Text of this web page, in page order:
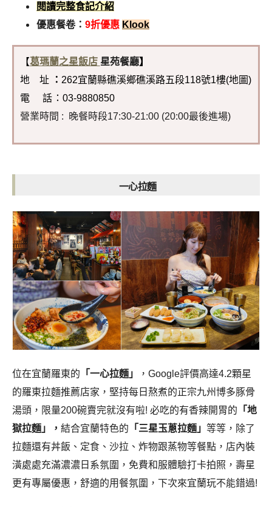
閱讀完整食記介紹
優惠餐卷： 9折優惠 Klook
【葛瑪蘭之星飯店 星苑餐廳】
地 址 ： 262宜蘭縣礁溪鄉礁溪路五段118號1樓(地圖)
電 話 ：03-9880850
營業時間 : 晚餐時段17:30-21:00 (20:00最後進場)
一心拉麵
位在宜蘭羅東的 「一心拉麵」
，Google評價高達4.2顆星
的羅東拉麵推薦店家，堅持每日熬煮的正宗九州博多豚骨
湯頭，限量200碗賣完就沒有啦! 必吃的有香辣開胃的 「地
獄拉麵」， 結合宜蘭特色的 「 三星玉蔥拉麵」 等等，除了
拉麵還有丼飯、定食、沙拉、炸物跟蒸物等餐點，店內裝
潢處處充滿濃濃日系氛圍，免費和服體驗打卡拍照，壽星
更有專屬優惠，舒適的用餐氛圍，下次來宜蘭玩不能錯過!